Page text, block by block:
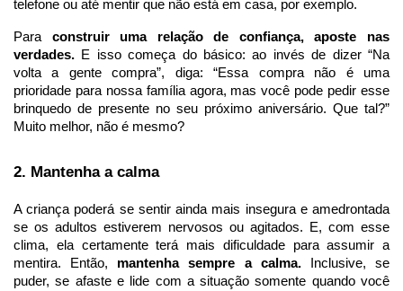
telefone ou até mentir que não está em casa, por exemplo.
Para construir uma relação de confiança, aposte nas
verdades. E isso começa do básico: ao invés de dizer “Na
volta a gente compra”, diga: “Essa compra não é uma
prioridade para nossa família agora, mas você pode pedir esse
brinquedo de presente no seu próximo aniversário. Que tal?”
Muito melhor, não é mesmo?
2. Mantenha a calma
A criança poderá se sentir ainda mais insegura e amedrontada
se os adultos estiverem nervosos ou agitados. E, com esse
clima, ela certamente terá mais dificuldade para assumir a
mentira. Então, mantenha sempre a calma. Inclusive, se
puder, se afaste e lide com a situação somente quando você